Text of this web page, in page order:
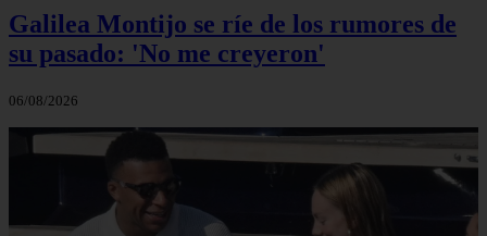
Galilea Montijo se ríe de los rumores de
su pasado: 'No me creyeron'
06/08/2026